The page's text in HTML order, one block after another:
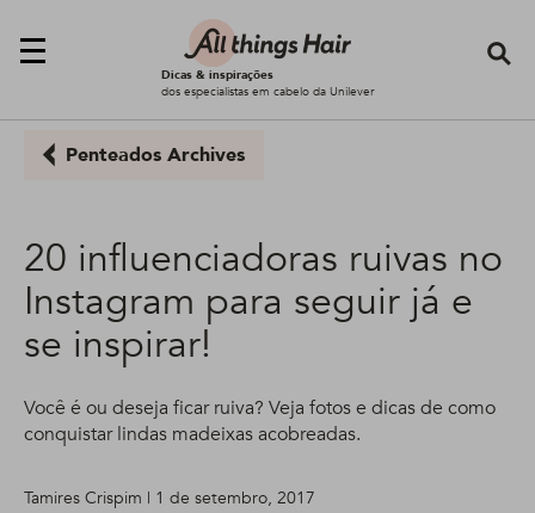
Dicas & inspirações
dos especialistas em cabelo da Unilever
Penteados Archives
20 influenciadoras ruivas no
Instagram para seguir já e
se inspirar!
Você é ou deseja ficar ruiva? Veja fotos e dicas de como
conquistar lindas madeixas acobreadas.
Tamires Crispim | 1 de setembro, 2017